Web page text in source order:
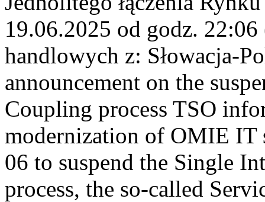
19.06.2025 od godz.
handlowych z: Słowacja-
announcement on the
Coupling process TSO
modernization of OMIE IT
06 to suspend the Single
process, the so-called